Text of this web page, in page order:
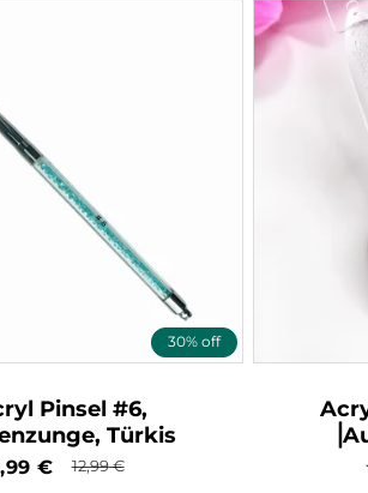
30% off
Pinsel #6,
Türkis
€
Normaler
12,99€